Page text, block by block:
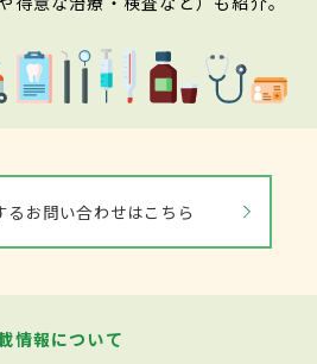
るお問い合わせはこちら
情報について